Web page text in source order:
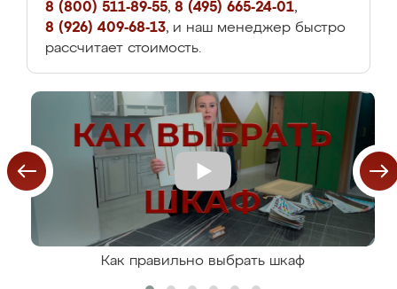
8 (800) 511-89-55, 8 (495) 665-24-01,
8 (926) 409-68-13, и наш менеджер быстро
рассчитает стоимость.
Как правильно выбрать шкаф